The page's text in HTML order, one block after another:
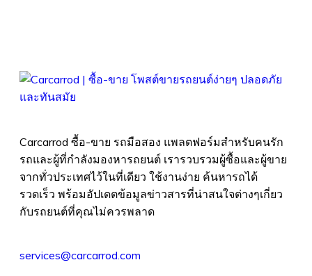
Carcarrod ซื้อ-ขาย รถมือสอง แพลตฟอร์มสำหรับคนรัก
รถและผู้ที่กำลังมองหารถยนต์ เรารวบรวมผู้ซื้อและผู้ขาย
จากทั่วประเทศไว้ในที่เดียว ใช้งานง่าย ค้นหารถได้
รวดเร็ว พร้อมอัปเดตข้อมูลข่าวสารที่น่าสนใจต่างๆเกี่ยว
กับรถยนต์ที่คุณไม่ควรพลาด
services@carcarrod.com